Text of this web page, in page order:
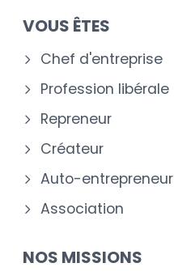
VOUS ÊTES
Chef d'entreprise
Profession libérale
Repreneur
Créateur
Auto-entrepreneur
Association
NOS MISSIONS